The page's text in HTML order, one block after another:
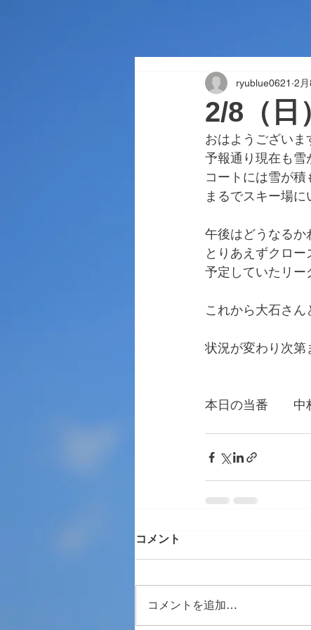
2/8（日
ryublue0621 2月
おはようございま
予報通り現在も雪
コートには雪が積
まるでスキー場に
午後はどうなるか
とりあえずクロー
予定していたリー
これから大石さん
状況が変わり次第
本日の当番　　中
以
コメント
コメントを追加…